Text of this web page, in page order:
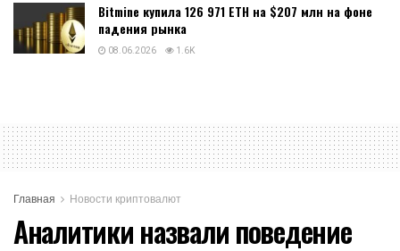
Bitmine купила 126 971 ETH на $207 млн на фоне
падения рынка
08.06.2026 1.6K
Главная Новости криптовалют
Аналитики назвали поведение